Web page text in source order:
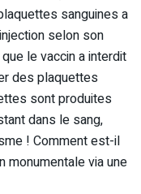
sanguines a
selon son
le vaccin a interdit
des plaquettes
sont produites
dans le sang,
! Comment est-il
monumentale via une